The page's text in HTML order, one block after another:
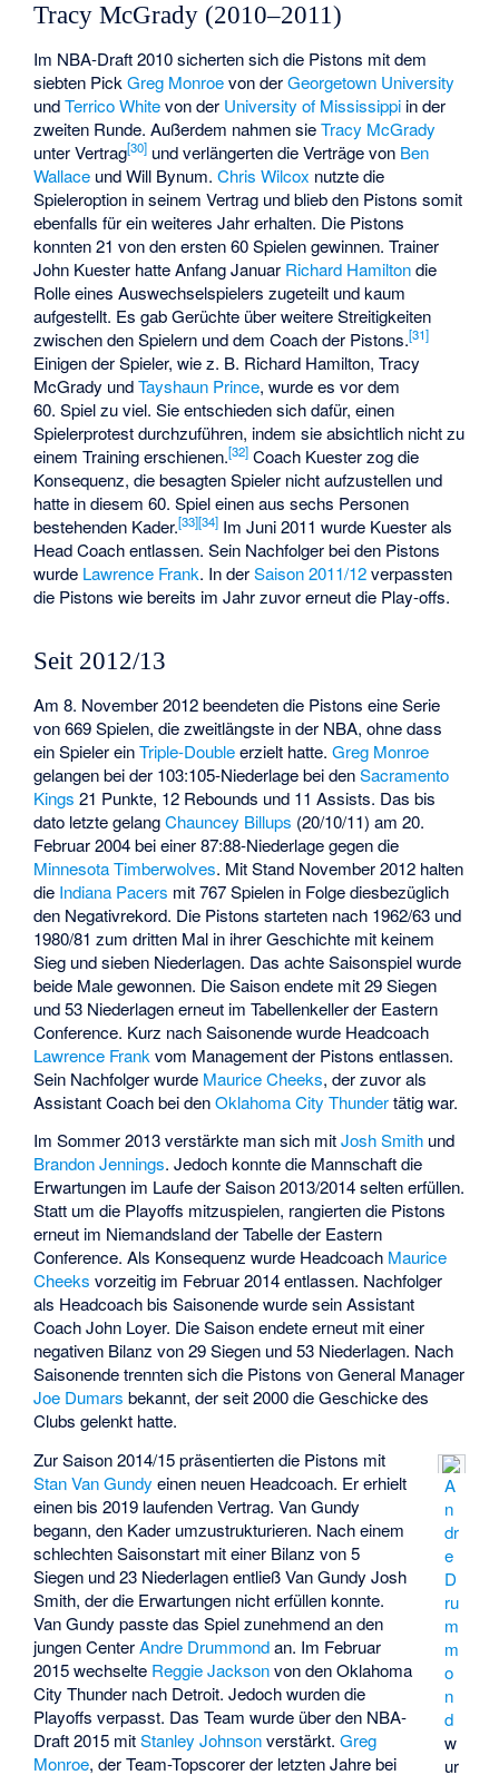
Tracy McGrady (2010–2011)
Im NBA-Draft 2010 sicherten sich die Pistons mit dem
siebten PickGreg Monroevon derGeorgetown University
undTerrico Whitevon der University of Mississippi in der
zweiten Runde. Außerdem nahmen sieTracy McGrady
unter Vertrag[30] und verlängerten die Verträge von Ben
Wallace und Will Bynum.Chris Wilcox nutzte die
Spieleroption in seinem Vertrag und blieb den Pistons somit
ebenfalls für ein weiteres Jahr erhalten. Die Pistons
konnten 21 von den ersten 60 Spielen gewinnen. Trainer
John Kuester hatte Anfang Januar Richard Hamiltondie
Rolle eines Auswechselspielers zugeteilt und kaum
aufgestellt. Es gab Gerüchte über weitere Streitigkeiten
zwischen den Spielern und dem Coach der Pistons.[31]
Einigen der Spieler, wie z. B. Richard Hamilton, Tracy
McGrady undTayshaun Prince, wurde es vor dem
60. Spiel zu viel. Sie entschieden sich dafür, einen
Spielerprotest durchzuführen, indem sie absichtlich nicht zu
einem Training erschienen.[32] Coach Kuester zog die
Konsequenz, die besagten Spieler nicht aufzustellen und
hatte in diesem 60. Spiel einen aus sechs Personen
bestehenden Kader.[33][34] Im Juni 2011 wurde Kuester als
Head Coach entlassen. Sein Nachfolger bei den Pistons
wurde Lawrence Frank. In derSaison 2011/12verpassten
die Pistons wie bereits im Jahr zuvor erneut die Play-offs.
Seit 2012/13
Am 8. November 2012 beendeten die Pistons eine Serie
von 669 Spielen, die zweitlängste in der NBA, ohne dass
ein Spieler einTriple-Doubleerzielt hatte.Greg Monroe
gelangen bei der 103:105-Niederlage bei denSacramento
Kings 21 Punkte, 12 Rebounds und 11 Assists. Das bis
dato letzte gelangChauncey Billups (20/10/11) am 20.
Februar 2004 bei einer 87:88-Niederlage gegen die
Minnesota Timberwolves. Mit Stand November 2012 halten
die Indiana Pacers mit 767 Spielen in Folge diesbezüglich
den Negativrekord. Die Pistons starteten nach 1962/63 und
1980/81 zum dritten Mal in ihrer Geschichte mit keinem
Sieg und sieben Niederlagen. Das achte Saisonspiel wurde
beide Male gewonnen. Die Saison endete mit 29 Siegen
und 53 Niederlagen erneut im Tabellenkeller der Eastern
Conference. Kurz nach Saisonende wurde Headcoach
Lawrence Frank vom Management der Pistons entlassen.
Sein Nachfolger wurde Maurice Cheeks, der zuvor als
Assistant Coach bei denOklahoma City Thundertätig war.
Im Sommer 2013 verstärkte man sich mitJosh Smith und
Brandon Jennings. Jedoch konnte die Mannschaft die
Erwartungen im Laufe der Saison 2013/2014 selten erfüllen.
Statt um die Playoffs mitzuspielen, rangierten die Pistons
erneut im Niemandsland der Tabelle der Eastern
Conference. Als Konsequenz wurde Headcoach Maurice
Cheeks vorzeitig im Februar 2014 entlassen. Nachfolger
als Headcoach bis Saisonende wurde sein Assistant
Coach John Loyer. Die Saison endete erneut mit einer
negativen Bilanz von 29 Siegen und 53 Niederlagen. Nach
Saisonende trennten sich die Pistons von General Manager
Joe Dumars bekannt, der seit 2000 die Geschicke des
Clubs gelenkt hatte.
A
n
dr
e
D
ru
m
m
o
n
d
w
ur
Zur Saison 2014/15 präsentierten die Pistons mit
Stan Van Gundy einen neuen Headcoach. Er erhielt
einen bis 2019 laufenden Vertrag. Van Gundy
begann, den Kader umzustrukturieren. Nach einem
schlechten Saisonstart mit einer Bilanz von 5
Siegen und 23 Niederlagen entließ Van Gundy Josh
Smith, der die Erwartungen nicht erfüllen konnte.
Van Gundy passte das Spiel zunehmend an den
jungen CenterAndre Drummondan. Im Februar
2015 wechselte Reggie Jacksonvon den Oklahoma
City Thunder nach Detroit. Jedoch wurden die
Playoffs verpasst. Das Team wurde über den NBA-
Draft 2015 mitStanley Johnsonverstärkt.Greg
Monroe, der Team-Topscorer der letzten Jahre bei